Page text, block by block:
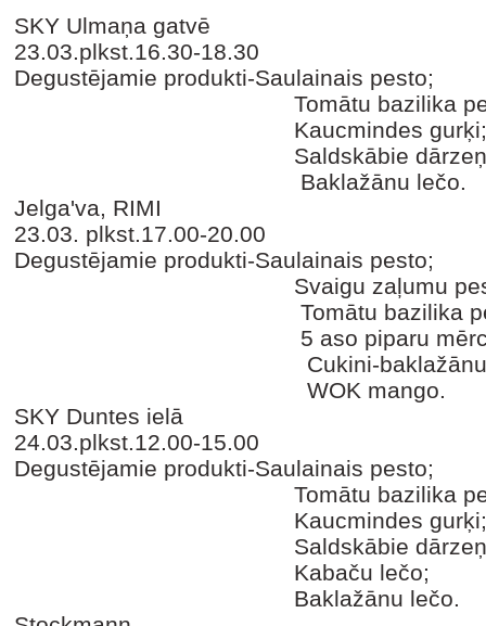
SKY Ulmaņa gatvē
23.03.plkst.16.30-18.30
Degustējamie produkti-Saulainais pesto;
Tomātu bazilika
Kaucmindes gurķi;
Saldskābie dārzeņu
Baklažānu lečo.
Jelga'va, RIMI
23.03. plkst.17.00-20.00
Degustējamie produkti-Saulainais pesto;
Svaigu zaļumu
Tomātu bazilika
5 aso piparu
Cukini-baklažānu
WOK mango.
SKY Duntes ielā
24.03.plkst.12.00-15.00
Degustējamie produkti-Saulainais pesto;
Tomātu bazilika
Kaucmindes gurķi;
Saldskābie dārzeņu
Kabaču lečo;
Baklažānu lečo.